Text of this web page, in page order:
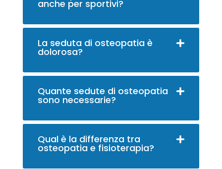
anche per sportivi?
La seduta di osteopatia è
dolorosa?
Quante sedute di osteopatia
sono necessarie?
Qual è la differenza tra
osteopatia e fisioterapia?